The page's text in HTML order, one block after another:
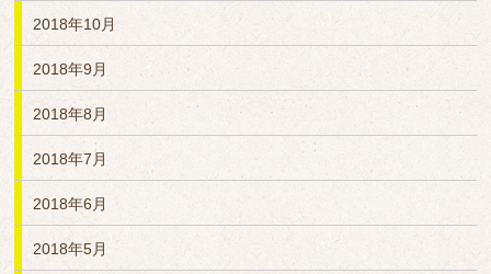
2018年10月
2018年9月
2018年8月
2018年7月
2018年6月
2018年5月